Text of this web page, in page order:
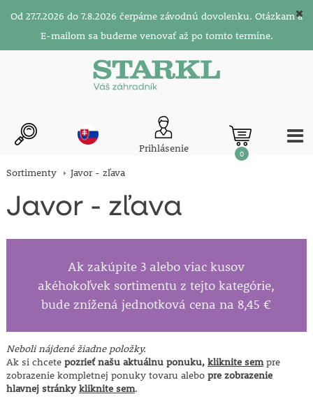
Od 27.7.2026 do 7.8.2026 čerpáme závodnú dovolenku. Otázkam a
E-mailom sa budeme venovať až po tomto termíne.
Prihlásenie 0
Sortimenty Javor - zľava
Javor - zľava
Ak zakúpite 3 alebo viac kusov
akéhokoľvek sortimentu z tejto kategórie,
bude znížená jednotková cena na 8,45 €
Neboli nájdené žiadne položky.
Ak si chcete pozrieť našu aktuálnu ponuku, kliknite sempre
zobrazenie kompletnej ponuky tovaru alebo pre zobrazenie
hlavnej stránkykliknite sem.